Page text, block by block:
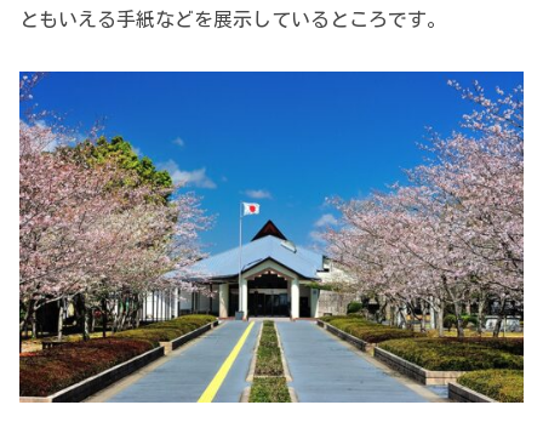
ともいえる手紙などを展示しているところです。